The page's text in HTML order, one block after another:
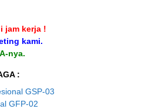
jam kerja !
kami.
nya.
:
GSP-03
GFP-02